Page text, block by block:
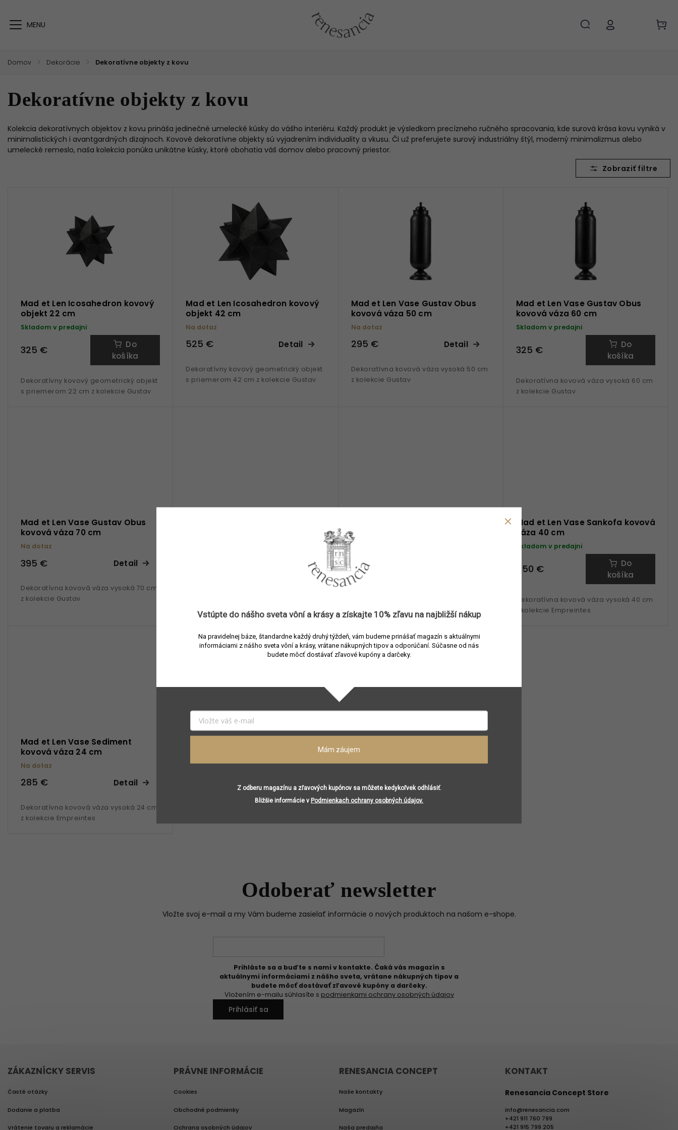
Domov / Dekorácie / Dekoratívne objekty z kovu
Dekoratívne objekty z kovu
Kolekcia dekoratívnych objektov z kovu prináša jedinečné umelecké kúsky do vášho interiéru. Každý produkt je výsledkom precízneho ručného spracovania, kde surová krása kovu vyniká v
minimalistických i avantgardných dizajnoch. Kovové dekoratívne objekty sú vyjadrením individuality a vkusu. Či už preferujete surový industriálny štýl, moderný minimalizmus alebo
umelecké remeslo, naša kolekcia ponúka unikátne kúsky, ktoré obohatia váš domov alebo pracovný priestor.
Mad et Len Icosahedron kovový
objekt 22 cm
Skladom v predajni
325 €
Do
košíka
Dekoratívny kovový geometrický objekt
s priemerom 22 cm z kolekcie Gustav
Mad et Len Icosahedron kovový
objekt 42 cm
Na dotaz
525 € Detail
Dekoratívny kovový geometrický objekt
s priemerom 42 cm z kolekcie Gustav
Mad et Len Vase Gustav Obus
kovová váza 50 cm
Na dotaz
295 € Detail
Dekoratívna kovová váza vysoká 50 cm
z kolekcie Gustav
Mad et Len Vase Gustav Obus
kovová váza 60 cm
Skladom v predajni
325 €
Do
košíka
Dekoratívna kovová váza vysoká 60 cm
z kolekcie Gustav
Mad et Len Vase Gustav Obus
kovová váza 70 cm
Na dotaz
395 € Detail
Dekoratívna kovová váza vysoká 70 cm
z kolekcie Gustav
váza 21 cm
Na dotaz
250 €
Mad et Len Vase Sankofa kovová
váza 40 cm
Skladom v predajni
450 €
Do
košíka
Dekoratívna kovová váza vysoká 40 cm
z kolekcie Empreintes
Mad et Len Vase Sediment
kovová váza 24 cm
Na dotaz
285 € Detail
Dekoratívna kovová váza vysoká 24 cm
z kolekcie Empreintes
Odoberať newsletter
Vložte svoj e-mail a my Vám budeme zasielať informácie o nových produktoch na našom e-shope.
Prihláste sa a buďte s nami v kontakte. Čaká vás magazín s
aktuálnymi informáciami z nášho sveta, vrátane nákupných tipov a
budete môcť dostávať zľavové kupóny a darčeky.
Vložením e-mailu súhlasíte s podmienkami ochrany osobných údajov
Prihlásiť sa
ZÁKAZNÍCKY SERVIS
Časté otázky
Dodanie a platba
Vrátenie tovaru a reklamácie
PRÁVNE INFORMÁCIE
Cookies
Obchodné podmienky
Ochrana osobných údajov
RENESANCIA CONCEPT
Naše kontakty
Magazín
Naša predajňa
KONTAKT
Renesancia Concept Store
info@renesancia.com
+421 911 760 799
+421 915 799 205
Vstúpte do nášho sveta vôní a krásy a získajte 10% zľavu na najbližší nákup
Na pravidelnej báze, štandardne každý druhý týždeň, vám budeme prinášať magazín s aktuálnymi
informáciami z nášho sveta vôní a krásy, vrátane nákupných tipov a odporúčaní. Súčasne od nás
budete môcť dostávať zľavové kupóny a darčeky.
Mám záujem
Z odberu magazínu a zľavových kupónov sa môžete kedykoľvek odhlásiť.
Bližšie informácie v Podmienkach ochrany osobných údajov.